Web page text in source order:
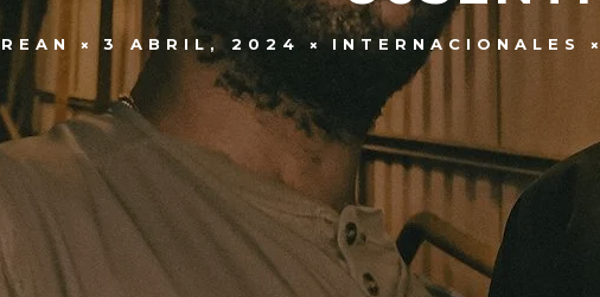
3 ABRIL, 2024 INTERNACIONALES